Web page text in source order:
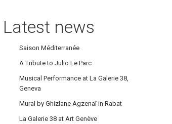
Latest news
Saison Méditerranée
A Tribute to Julio Le Parc
Musical Performance at La Galerie 38,
Geneva
Mural by Ghizlane Agzenaï in Rabat
La Galerie 38 at Art Genève